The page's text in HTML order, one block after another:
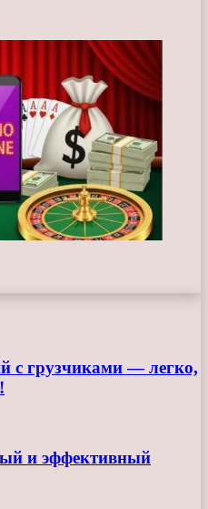
с грузчиками — легко,
и эффективный